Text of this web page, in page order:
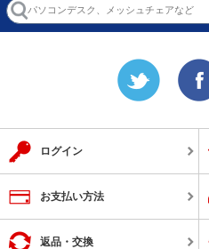
ログイン
お支払い方法
返品・交換